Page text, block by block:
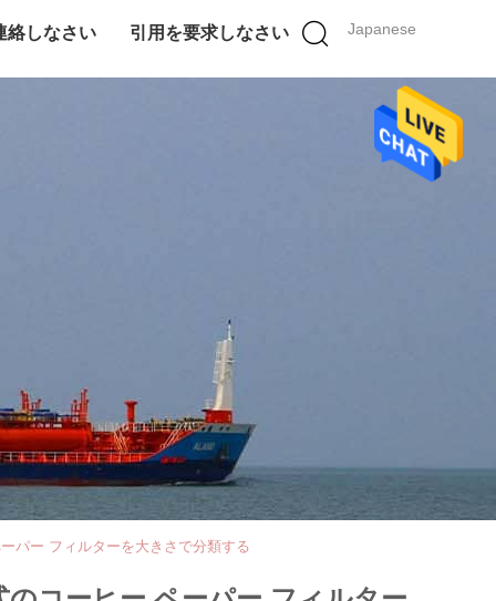
Japanese
絡しなさい 引用を要求しなさい
パー フィルターを大きさで分類する